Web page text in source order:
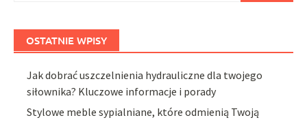
OSTATNIE WPISY
Jak dobrać uszczelnienia hydrauliczne dla twojego
siłownika? Kluczowe informacje i porady
Stylowe meble sypialniane, które odmienią Twoją